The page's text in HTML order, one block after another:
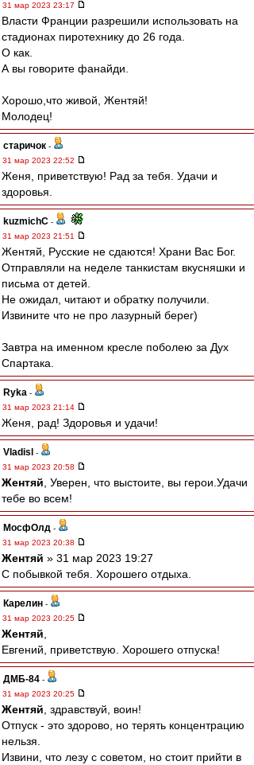
31 мар 2023 23:17
Власти Франции разрешили использовать на
стадионах пиротехнику до 26 года.
О как.
А вы говорите фанайди.
Хорошо,что живой, Жентяй!
Молодец!
старичок -
31 мар 2023 22:52
Женя, приветствую! Рад за тебя. Удачи и
здоровья.
kuzmichC -
31 мар 2023 21:51
Жентяй, Русские не сдаются! Храни Вас Бог.
Отправляли на неделе танкистам вкусняшки и
письма от детей.
Не ожидал, читают и обратку получили.
Извините что не про лазурный берег)
Завтра на именном кресле поболею за Дух
Спартака.
Ryka -
31 мар 2023 21:14
Женя, рад! Здоровья и удачи!
Vladisl
-
31 мар 2023 20:58
Жентяй , Уверен, что выстоите, вы герои.Удачи
тебе во всем!
МосфОлд -
31 мар 2023 20:38
Жентяй » 31 мар 2023 19:27
С побывкой тебя. Хорошего отдыха.
Карелин -
31 мар 2023 20:25
Жентяй
Евгений, приветствую. Хорошего отпуска!
ДМБ-84 -
31 мар 2023 20:25
Жентяй , здравствуй, воин!
Отпуск - это здорово, но терять концентрацию
нельзя.
Извини, что лезу с советом, но стоит прийти в